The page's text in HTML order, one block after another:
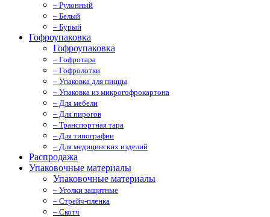
– Рулонный
– Белый
– Бурый
Гофроупаковка
Гофроупаковка
– Гофротара
– Гофролотки
– Упаковка для пиццы
– Упаковка из микрогофрокартона
– Для мебели
– Для пирогов
– Транспортная тара
– Для типографии
– Для медицинских изделий
Распродажа
Упаковочные материалы
Упаковочные материалы
– Уголки защитные
– Стрейч-пленка
– Скотч